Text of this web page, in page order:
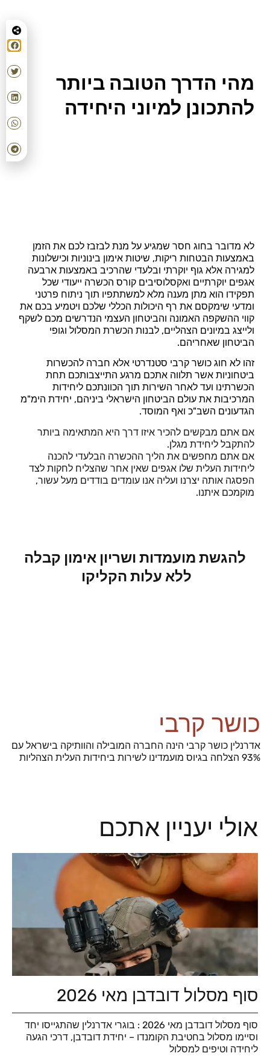
מהי הדרך הטובה ביותר
להתכונן למיוני היחידה
לא מדובר בחוג חסר שמגיע על מנת לבזבז לכם את הזמן
באמצעות הבטחות ריקות, שיטות אימון בינוניות וכישלונות
למגירה אלא גוף יוקרתי ובלעדי שהרכיב באמצעות ארבעה
אגפים יוקרתיים ואקסלוסיבים קורס הכשרה ייעודי שכל
תפקידו הוא מתן מענה מלא למשתתפיו תוך ניתוח פרטני
ומדעי שימקסם את רף היכולות הכללי שלכם ויטמיע בכם את
קווי ההשקפה האמונה והביטחון העצמי הנדרשים מכם לשקף
ולייצג במיונים הצהליים, לבנות הכשרת המסלול וגופי
הביטחון שאחריהם.
זהו לא חוג כושר קרבי סטנדרטי אלא חברה להכשרות
ביטחוניות אשר תלווה אתכם מרגע התייצבותכם תחת
הכשרתינו ועד לאחר השירות תוך הכוונתכם ליחידות
המרכיבות את עולם הביטחון הישראלי ביניהם, יחידת הימ"מ
הגדעונים השב"כ ואף המוסד.
אם אתם מבקשים להכיר איזו דרך היא המתאימה ביותר
להתקבל ליחידת מגלן.
אם אתם מחפשים את הליך ההכשרה הבלעדי להכנה
ליחידות העלית שלו אגפים שאין אחר שהצליח לחקות לצד
הפסגה אותה יצרנו ועליה אנו עומדים בודדים מעל עשור,
מוקמכם איתנו.
להגשת מועמדות ושריון אימון קבלה
ללא עלות הקליקו
כושר קרבי
אדרנלין כושר קרבי הינה החברה המובילה והוותיקה בישראל עם
93% הצלחה בגיוס מועמדינו לשירות ביחידות העלית הצהליות
אולי יעניין אתכם
סוף מסלול דובדבן מאי 2026
סוף מסלול דובדבן מאי 2026 : בוגרי אדרנלין שהתגייסו יחד
וסיימו מסלול בחטיבת הקומנדו – יחידת דובדבן, דרכי הגעה
ליחידה וטיפים למסלול